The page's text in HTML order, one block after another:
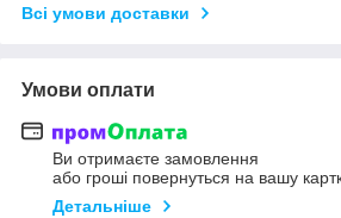
Всі умови доставки
Умови оплати
Ви отримаєте замовлення
або гроші повернуться на вашу
Детальніше